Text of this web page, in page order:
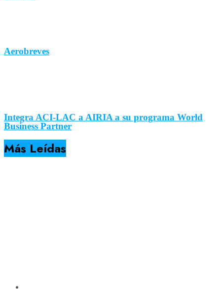
Aerobreves
Integra ACI-LAC a AIRIA a su programa World
Business Partner
Más Leídas